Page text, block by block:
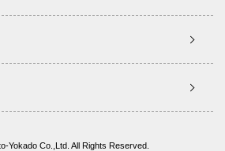
Yokado Co.,Ltd. All Rights Reserved.